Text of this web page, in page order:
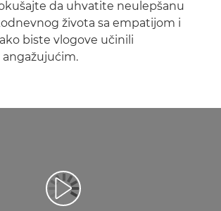
da uhvatite neulepšanu
života sa empatijom i
biste vlogove učinili
Reprodukcija video zapisa